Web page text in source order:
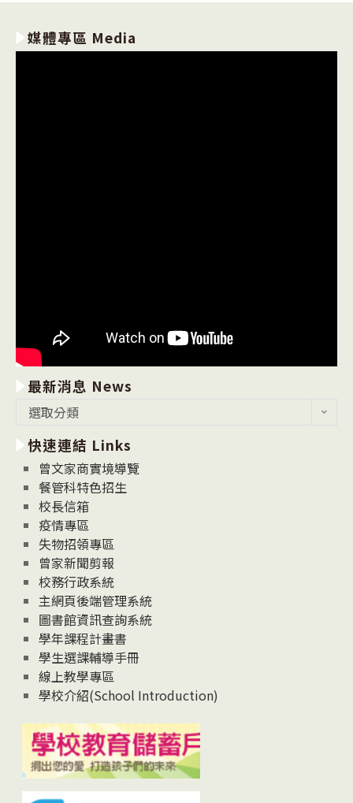
媒體專區 Media
最新消息 News
消
息
News
選取分類
快速連結 Links
曾文家商實境導覽
餐管科特色招生
校長信箱
疫情專區
失物招領專區
曾家新聞剪報
校務行政系統
主網頁後端管理系統
圖書館資訊查詢系統
學年課程計畫書
學生選課輔導手冊
線上教學專區
學校介紹(School Introduction)